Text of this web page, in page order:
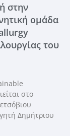
στην
ομάδα
του
στο
Δημήτριου